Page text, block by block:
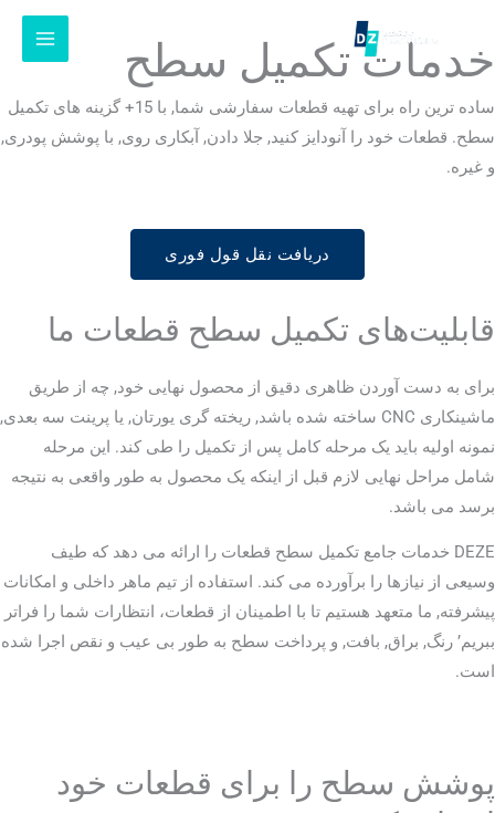
محتوا
خدمات تکمیل سطح
ساده ترین راه برای تهیه قطعات سفارشی شما, با 15+ گزینه های تکمیل
سطح. قطعات خود را آنودایز کنید, جلا دادن, آبکاری روی, با پوشش پودری,
و غیره.
دریافت نقل قول فوری
قابلیت‌های تکمیل سطح قطعات ما
برای به دست آوردن ظاهری دقیق از محصول نهایی خود, چه از طریق
ماشینکاری CNC ساخته شده باشد, ریخته گری یورتان, یا پرینت سه بعدی,
نمونه اولیه باید یک مرحله کامل پس از تکمیل را طی کند. این مرحله
شامل مراحل نهایی لازم قبل از اینکه یک محصول به طور واقعی به نتیجه
برسد می باشد.
DEZE خدمات جامع تکمیل سطح قطعات را ارائه می دهد که طیف
وسیعی از نیازها را برآورده می کند. استفاده از تیم ماهر داخلی و امکانات
پیشرفته, ما متعهد هستیم تا با اطمینان از قطعات، انتظارات شما را فراتر
ببریم’ رنگ, براق, بافت, و پرداخت سطح به طور بی عیب و نقص اجرا شده
است.
پوشش سطح را برای قطعات خود